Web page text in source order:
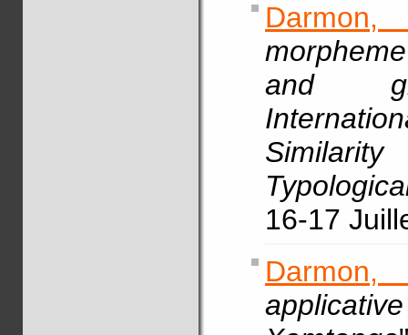
Darmon,
and
16-17